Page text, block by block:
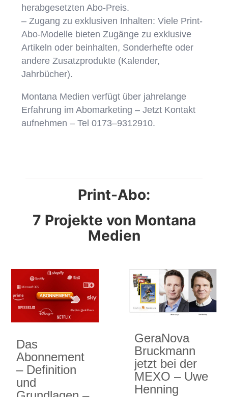
herabgesetzten Abo-Preis.
– Zugang zu exklusiven Inhalten: Viele Print-
Abo-Modelle bieten Zugänge zu exklusive
Artikeln oder beinhalten, Sonderhefte oder
andere Zusatzprodukte (Kalender,
Jahrbücher).
Montana Medien verfügt über jahrelange
Erfahrung im Abomarketing – Jetzt Kontakt
aufnehmen – Tel 0173–9312910.
Print-Abo:
7 Projekte von Montana
Medien
Das
Abonnement
– Definition
und
GeraNova
Bruckmann
jetzt bei der
MEXO – Uwe
Henning